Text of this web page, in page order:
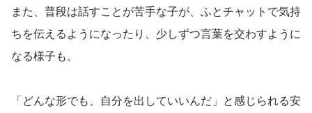
また、普段は話すことが苦手な子が、ふとチャットで気持
ちを伝えるようになったり、少しずつ言葉を交わすように
なる様子も。
「どんな形でも、自分を出していいんだ」と感じられる安